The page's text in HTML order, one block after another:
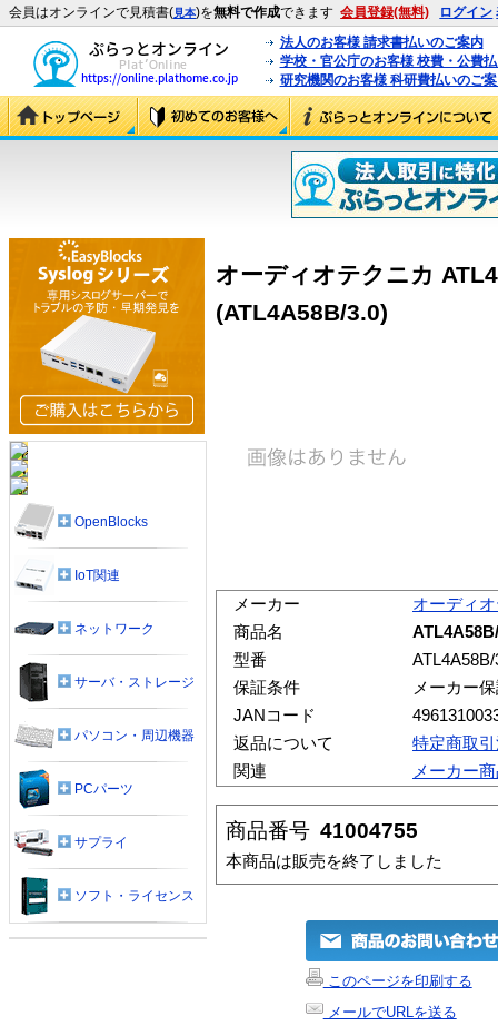
会員はオンラインで見積書(見本)を無料で作成できます 会員登録(無料) ログイン
法人のお客様 請求書払いのご案内
学校・官公庁のお客様 校費・公費
研究機関のお客様 科研費払いのご
オーディオテクニカ
(ATL4A58B/3.0)
メーカー
オーディ
商品名
型番
ATL4A58B/
保証条件
メーカー
JANコード
返品について
特定商取
関連
メーカー
商品番号 41004755
本商品は販売を終了しました
このページを印刷する
メールでURLを送る
OpenBlocks
IoT関連
ネットワーク
サーバ・ストレージ
パソコン・周辺機器
PCパーツ
サプライ
ソフト・ライセンス